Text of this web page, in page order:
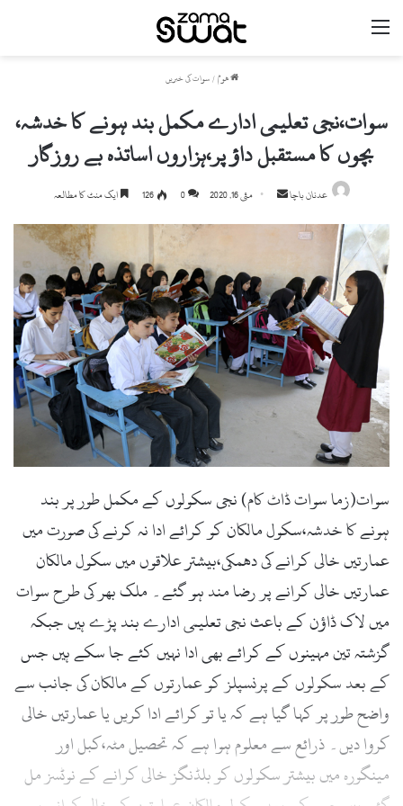
مینو
ھوم / سوات کی خبریں
سوات،نجی تعلیمی ادارے مکمل بند ہونے کا خدشہ،
بچوں کا مستقبل داؤ پر،ہزاروں اساتذہ بے روزگار
عدنان باچا
Send
email
مئی 16, 2020 0
126 ایک منٹ کا مطالعہ
سوات(زما سوات ڈاٹ کام) نجی سکولوں کے مکمل طور پر بند
ہونے کا خدشہ،سکول مالکان کو کرائے ادا نہ کرنے کی صورت میں
عمارتیں خالی کرانے کی دھمکی،بیشتر علاقوں میں سکول مالکان
عمارتیں خالی کرانے پر رضا مند ہو گئے۔ ملک بھر کی طرح سوات
میں لاک ڈاؤن کے باعث نجی تعلیمی ادارے بند پڑے ہیں جبکہ
گزشتہ تین مہینوں کے کرائے بھی ادا نہیں کئے جا سکے ہیں جس
کے بعد سکولوں کے پرنسپلز کو عمارتوں کے مالکان کی جانب سے
واضح طور پر کہا گیا ہے کہ یا تو کرائے ادا کریں یا عمارتیں خالی
کروا دیں۔ ذرائع سے معلوم ہوا ہے کہ تحصیل مٹہ،کبل اور
مینگورہ میں بیشتر سکولوں کو بلڈنگز خالی کرانے کے نوٹسز مل